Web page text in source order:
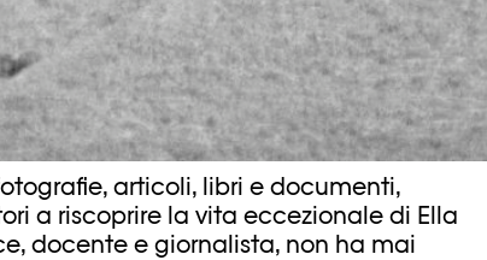
articoli, libri e documenti,
a riscoprire la vita eccezionale di Ella
docente e giornalista, non ha mai